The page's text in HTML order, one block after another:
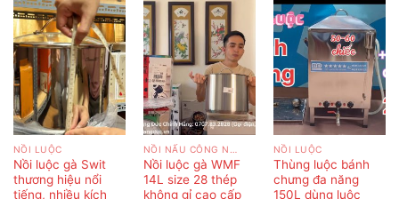
NỒI LUỘC
Nồi luộc gà Swit
thương hiệu nổi
tiếng, nhiều kích
Nồi luộc gà WMF
14L size 28 thép
không gỉ cao cấp
NỒI LUỘC
Thùng luộc bánh
chưng đa năng
150L dùng luộc